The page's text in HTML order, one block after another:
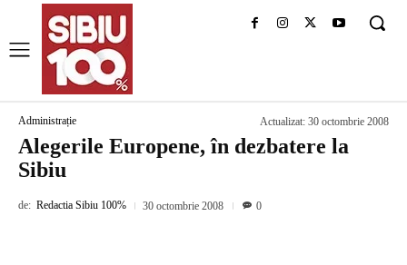
Administrație Actualizat: 30 octombrie 2008
Alegerile Europene, în dezbatere la
Sibiu
de: Redactia Sibiu 100% 30 octombrie 2008 0